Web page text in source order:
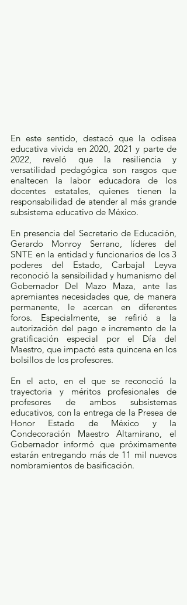
En este sentido, destacó que la odisea
educativa vivida en 2020, 2021 y parte de
2022, reveló que la resiliencia y
versatilidad pedagógica son rasgos que
enaltecen la labor educadora de los
docentes estatales, quienes tienen la
responsabilidad de atender al más grande
subsistema educativo de México.
En presencia del Secretario de Educación,
Gerardo Monroy Serrano, líderes del
SNTE en la entidad y funcionarios de los 3
poderes del Estado, Carbajal Leyva
reconoció la sensibilidad y humanismo del
Gobernador Del Mazo Maza, ante las
apremiantes necesidades que, de manera
permanente, le acercan en diferentes
foros. Especialmente, se refirió a la
autorización del pago e incremento de la
gratificación especial por el Día del
Maestro, que impactó esta quincena en los
bolsillos de los profesores.
En el acto, en el que se reconoció la
trayectoria y méritos profesionales de
profesores de ambos subsistemas
educativos, con la entrega de la Presea de
Honor Estado de México y la
Condecoración Maestro Altamirano, el
Gobernador informó que próximamente
estarán entregando más de 11 mil nuevos
nombramientos de basificación.